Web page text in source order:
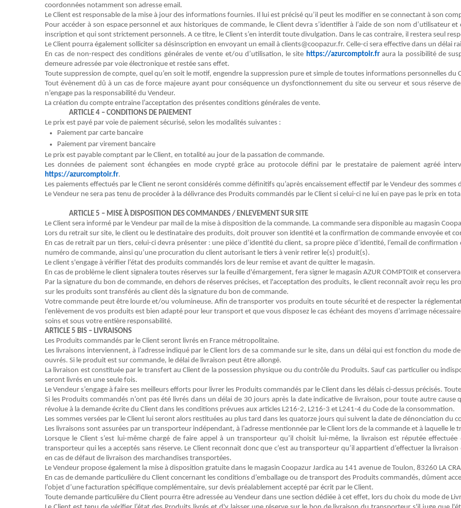
coordonnées notamment son adresse email.
Le Client est responsable de la mise à jour des informations fournies. Il lui est précisé qu’il peut les modifier en se connectant à son
Pour accéderà son espace personnel et aux historiques de commande, le Clientdevra s’identifier à l’aide de son nom d’utilisateur
inscription et qui sont strictement personnels. A ce titre, le Client s’en interdit toute divulgation. Dans le cas contraire, il restera seul
Le Client pourra également solliciter sa désinscription en envoyant un email à clients@coopazur.fr. Celle-ci sera effective dans un délai
En cas de non-respectdes conditions générales de vente et/ou d’utilisation, le site https://azurcomptoir.fraura la possibilité de
demeure adressée par voie électronique et restée sans effet.
Toute suppression de compte, quel qu’en soit le motif, engendre la suppression pure et simple de toutes informations personnelles du
Tout évènement dû à un cas de force majeure ayant pour conséquence un dysfonctionnement du site ou serveur et sous réserve
n’engage pas la responsabilité du Vendeur.
La création du compte entraine l’acceptation des présentes conditions générales de vente.
ARTICLE 4 – CONDITIONS DE PAIEMENT
Le prix est payé par voie de paiement sécurisé, selon les modalités suivantes :
Paiement par carte bancaire
Paiement par virement bancaire
Le prix est payable comptant par le Client, en totalité au jour de la passation de commande.
Les données de paiement sont échangées en mode crypté grâce au protocole défini par le prestataire de paiement agréé
https://azurcomptoir.fr.
Les paiements effectués par le Client ne seront considérés comme définitifs qu’après encaissement effectif par le Vendeur des sommes
Le Vendeur ne sera pas tenu de procéder à la délivrance des Produits commandés par le Client si celui-ci ne lui en paye pas le prix en
ARTICLE 5 – MISE À DISPOSITION DES COMMANDES / ENLEVEMENT SUR SITE
Le Client sera informé par le Vendeur par mail de la mise à disposition de la commande. La commande sera disponible au magasin
Lors du retrait sur site, le client ou le destinataire des produits, doit prouver son identité et la confirmation de commande envoyée et
En cas de retrait par un tiers, celui-ci devra présenter : une pièce d’identité du client, sa propre pièce d’identité, l’email de
numéro de commande, ainsi qu’une procuration du client autorisant le tiers à venir retirer le(s) produit(s).
Le client s'engage à vérifier l’état des produits commandés lors de leur remise et avant de quitter le magasin.
En cas de problème le client signalera toutes réserves sur la feuille d'émargement, fera signer le magasin AZUR COMPTOIR et
Par la signature du bon de commande, en dehors de réserves précises, et l'acceptation des produits, le client reconnaît avoir reçu les
sur les produits sont transférés au client dès la signature du bon de commande.
Votre commande peut être lourde et/ou volumineuse. Afin de transporter vos produits en toute sécurité et de respecter la
l’enlèvement de vos produits est bien adapté pour leur transport et que vous disposez le cas échéant des moyens d’arrimage
soins et sous votre entière responsabilité.
ARTICLE 5 BIS – LIVRAISONS
Les Produits commandés par le Client seront livrés en France métropolitaine.
Les livraisons interviennent, à l’adresse indiqué par le Client lors de sa commande sur le site, dans un délai qui est fonction du mode
ouvrés. Si le produit est sur commande, le délai de livraison peut être allongé.
La livraison est constituée par le transfert auClient de la possession physique ou du contrôle du Produits. Sauf cas particulier ou
seront livrés en une seule fois.
Le Vendeur s’engage à faire ses meilleurs efforts pour livrer les Produits commandés par le Client dans les délais ci-dessus précisés.
Si les Produits commandés n’ont pas été livrés dans un délai de 30 jours après la date indicative de livraison, pour toute autre cause
révolue à la demande écrite du Client dans les conditions prévues aux articles L216-2, L216-3 et L241-4 du Code de la consommation.
Les sommes versées par le Client lui seront alors restituées au plus tard dans les quatorze jours qui suivent la date de dénonciation du
Les livraisons sont assurées par un transporteur indépendant, à l’adresse mentionnée par le Client lors de la commande et à laquelle le
Lorsque le Clients’est lui-même chargé de faire appel à un transporteur qu’il choisit lui-même, la livraison est réputée
transporteur qui les a acceptés sans réserve. Le Clientreconnait donc que c’est au transporteur qu’il appartient d’effectuer la
en cas de défaut de livraison des marchandises transportées.
Le Vendeur propose également la mise à disposition gratuite dans le magasin Coopazur Jardica au 141 avenue de Toulon, 83260 LA
En cas de demande particulière du Clientconcernant les conditions d’emballage ou de transport des Produits commandés,dûment
l’objet d’une facturation spécifique complémentaire, sur devis préalablement accepté par écrit par le Client.
Toute demande particulière du Client pourra être adressée au Vendeur dans une section dédiée à cet effet, lors du choix du mode de